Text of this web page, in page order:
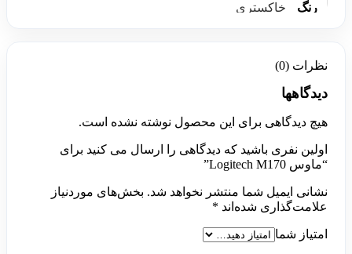
رنگ خاکستری
نظرات (0)
دیدگاهها
هیچ دیدگاهی برای این محصول نوشته نشده است.
اولین نفری باشید که دیدگاهی را ارسال می کنید برای
“ماوس Logitech M170”
نشانی ایمیل شما منتشر نخواهد شد. بخش‌های موردنیاز
علامت‌گذاری شده‌اند *
امتیاز شما